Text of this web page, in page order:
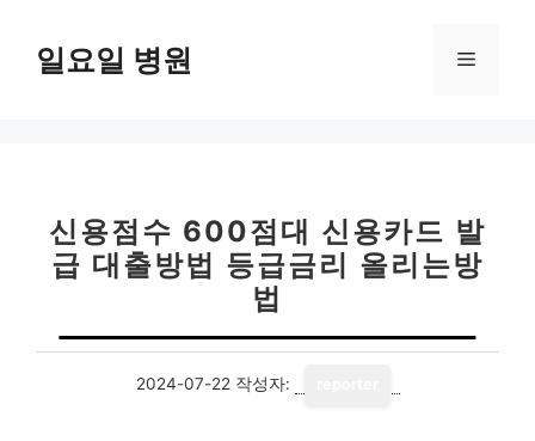
일요일 병원 메
신용점수 600점대 신용카드 발
급 대출방법 등급금리 올리는방
법
2024-07-22 작성자: